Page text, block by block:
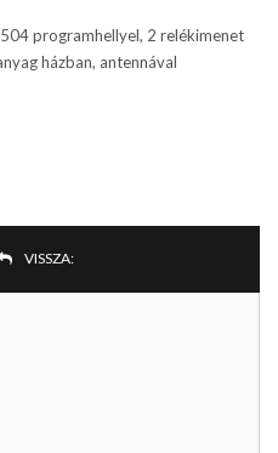
programhellyel, 2 relékimenet
házban, antennával
VISSZA: